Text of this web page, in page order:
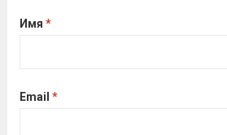
Имя *
Email *